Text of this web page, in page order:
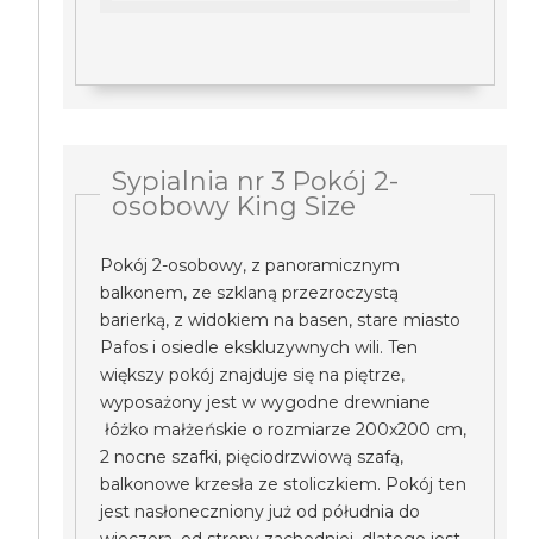
Sypialnia nr 3 Pokój 2-
osobowy King Size
Pokój 2-osobowy, z panoramicznym
balkonem, ze szklaną przezroczystą
barierką, z widokiem na basen, stare miasto
Pafos i osiedle ekskluzywnych wili. Ten
większy pokój znajduje się na piętrze,
wyposażony jest w wygodne drewniane
łóżko małżeńskie o rozmiarze 200x200 cm,
2 nocne szafki, pięciodrzwiową szafą,
balkonowe krzesła ze stoliczkiem. Pokój ten
jest nasłoneczniony już od półudnia do